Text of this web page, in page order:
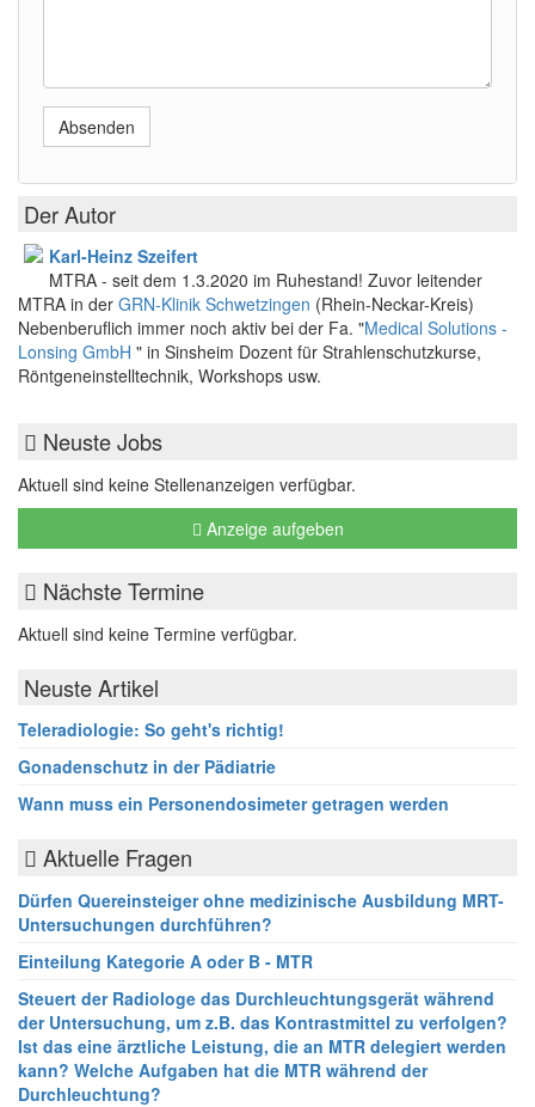
Absenden
Der Autor
Karl-Heinz Szeifert
MTRA - seit dem 1.3.2020 im Ruhestand! Zuvor leitender
MTRA in der GRN-Klinik Schwetzingen (Rhein-Neckar-Kreis)
Nebenberuflich immer noch aktiv bei der Fa. "Medical Solutions -
Lonsing GmbH " in Sinsheim Dozent für Strahlenschutzkurse,
Röntgeneinstelltechnik, Workshops usw.
Neuste Jobs
Aktuell sind keine Stellenanzeigen verfügbar.
Anzeige aufgeben
Nächste Termine
Aktuell sind keine Termine verfügbar.
Neuste Artikel
Teleradiologie: So geht's richtig!
Gonadenschutz in der Pädiatrie
Wann muss ein Personendosimeter getragen werden
Aktuelle Fragen
Dürfen Quereinsteiger ohne medizinische Ausbildung MRT-
Untersuchungen durchführen?
Einteilung Kategorie A oder B - MTR
Steuert der Radiologe das Durchleuchtungsgerät während
der Untersuchung, um z.B. das Kontrastmittel zu verfolgen?
Ist das eine ärztliche Leistung, die an MTR delegiert werden
kann? Welche Aufgaben hat die MTR während der
Durchleuchtung?